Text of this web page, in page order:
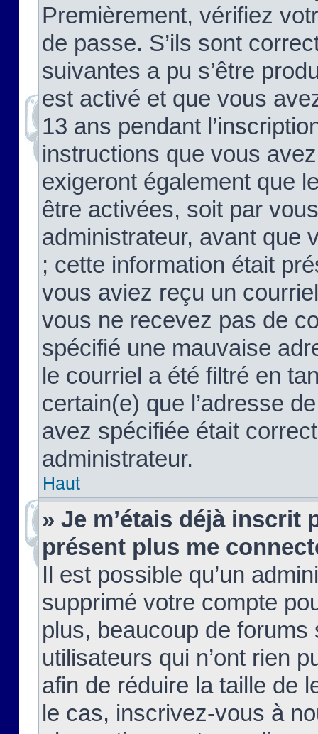
Premièrement, vérifiez
de passe. S’ils sont
suivantes a pu s’être
est activé et que vous
13 ans pendant
instructions que vous
exigeront également que
être activées, soit par
administrateur, avant que
; cette information était
vous aviez reçu un
vous ne recevez pas de
spécifié une mauvaise
le courriel a été filtré en
certain(e) que l’adresse
avez spécifiée était
administrateur.
Haut
» Je m’étais déjà inscrit
présent plus me
Il est possible qu’un
supprimé votre compte
plus, beaucoup de
utilisateurs qui n’ont rien
afin de réduire la taille de
le cas, inscrivez-vous à